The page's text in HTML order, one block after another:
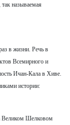
называемая
в жизни. Речь в
Всемирного и
Ичан-Кала в Хиве.
истории:
Великом Шелковом